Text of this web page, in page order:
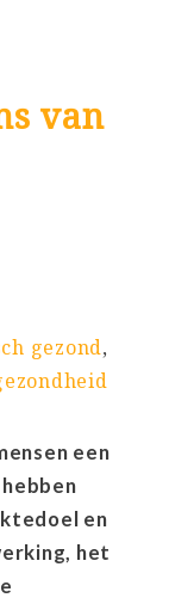
van
gezond,
een
en
het